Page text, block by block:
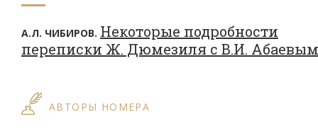
А.Л. ЧИБИРОВ. Некоторые подробности
переписки Ж. Дюмезиля с В.И. Абаевым
АВТОРЫ НОМЕРА